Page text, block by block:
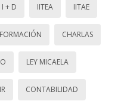
I + D IITEA IITAE
FORMACIÓN CHARLAS
LEY MICAELA
CONTABILIDAD